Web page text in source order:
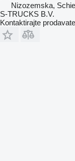
Nizozemska,
S-TRUCKS B.V.
Kontaktirajte